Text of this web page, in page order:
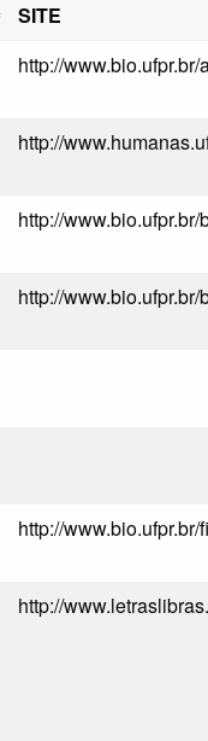
SITE
http://www.bio.ufpr.br/
http://
http://
http://
http://
http://